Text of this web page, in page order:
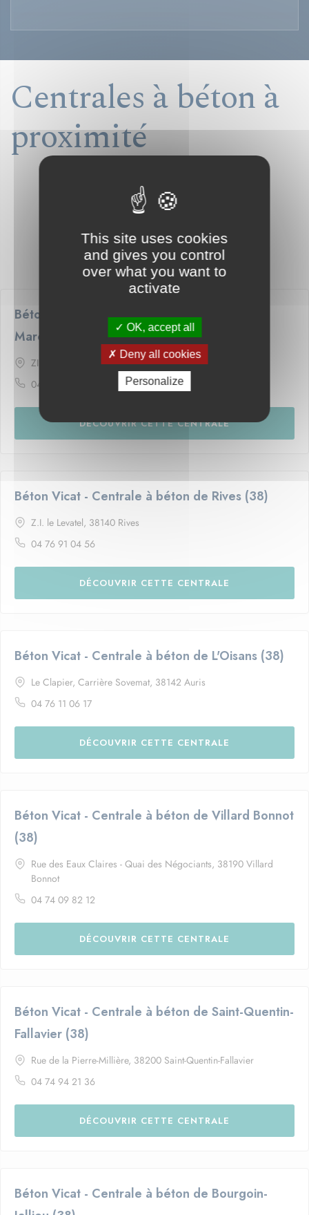
Centrales à béton à
proximité
VOIR TOUTES LES IMPLANTATIONS
Béton Vicat - Centrale à béton de Saint
Marcellin (38)
ZI la Gloriette, 38100 Chatte
04 76 64 05 07
DÉCOUVRIR CETTE CENTRALE
Béton Vicat - Centrale à béton de Rives (38)
Z.I. le Levatel, 38140 Rives
04 76 91 04 56
DÉCOUVRIR CETTE CENTRALE
Béton Vicat - Centrale à béton de L'Oisans (38)
Le Clapier, Carrière Sovemat, 38142 Auris
04 76 11 06 17
DÉCOUVRIR CETTE CENTRALE
Béton Vicat - Centrale à béton de Villard Bonnot
(38)
Rue des Eaux Claires - Quai des Négociants, 38190 Villard
Bonnot
04 74 09 82 12
DÉCOUVRIR CETTE CENTRALE
Béton Vicat - Centrale à béton de Saint-Quentin-
Fallavier (38)
Rue de la Pierre-Millière, 38200 Saint-Quentin-Fallavier
04 74 94 21 36
DÉCOUVRIR CETTE CENTRALE
Béton Vicat - Centrale à béton de Bourgoin-
This site uses cookies
and gives you control
over what you want to
activate
OK, accept all
Deny all cookies
Personalize